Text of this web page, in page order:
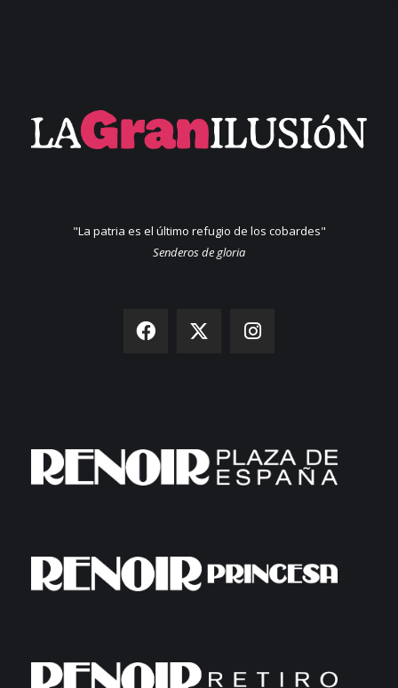
"La patria es el último refugio de los cobardes"
Senderos de gloria